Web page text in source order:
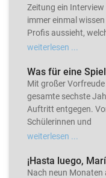
Zeitung ein
immer einmal
Profis aussieht,
weiterlesen ...
Was für eine
Mit großer
gesamte sechste
Auftritt entgegen.
Schülerinnen und
weiterlesen ...
¡Hasta luego,
Nach neun Monaten